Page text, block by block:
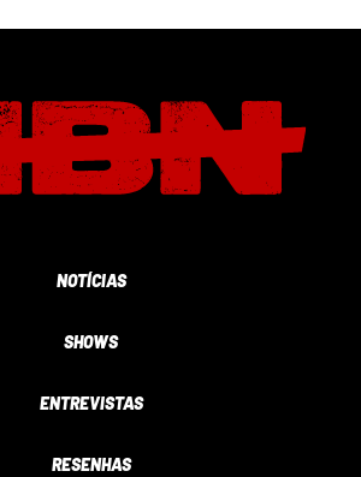
NOTÍCIAS
SHOWS
ENTREVISTAS
RESENHAS